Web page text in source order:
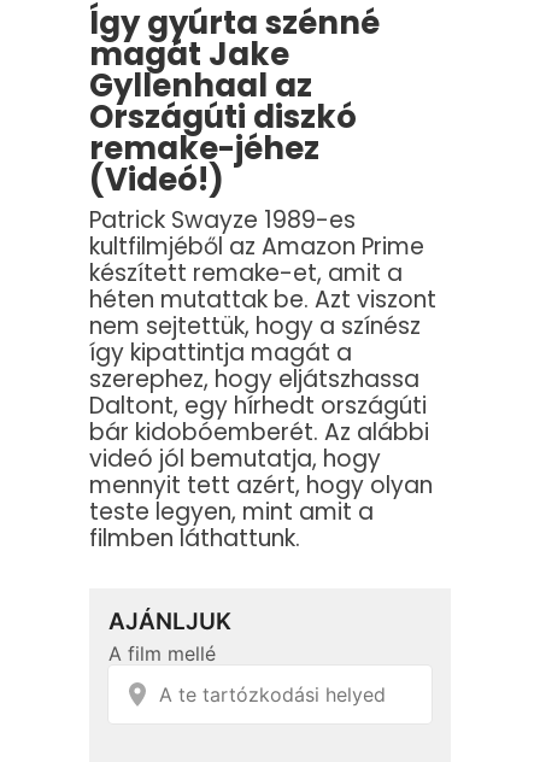
Így gyúrta szénné
magát Jake
Gyllenhaal az
Országúti diszkó
remake-jéhez
(Videó!)
Patrick Swayze 1989-es
kultfilmjéből az Amazon Prime
készített remake-et, amit a
héten mutattak be. Azt viszont
nem sejtettük, hogy a színész
így kipattintja magát a
szerephez, hogy eljátszhassa
Daltont, egy hírhedt országúti
bár kidobóemberét. Az alábbi
videó jól bemutatja, hogy
mennyit tett azért, hogy olyan
teste legyen, mint amit a
filmben láthattunk.